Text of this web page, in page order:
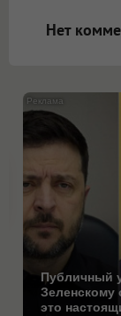
Нет
Публичный
Зеленскому
это